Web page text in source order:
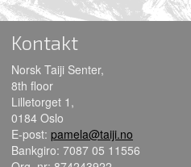
Kontakt
Norsk Taiji Senter,
8th floor
Lilletorget 1,
0184 Oslo
E-post: pamela@taiji.no
Bankgiro: 7087 05 11556